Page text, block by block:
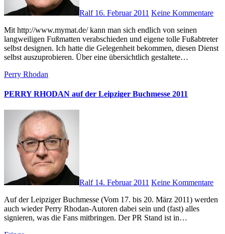
Ralf 16. Februar 2011 Keine Kommentare
Mit http://www.mymat.de/ kann man sich endlich von seinen
langweiligen Fußmatten verabschieden und eigene tolle Fußabtreter
selbst designen. Ich hatte die Gelegenheit bekommen, diesen Dienst
selbst auszuprobieren. Über eine übersichtlich gestaltete…
Perry Rhodan
PERRY RHODAN auf der Leipziger Buchmesse 2011
Ralf 14. Februar 2011 Keine Kommentare
Auf der Leipziger Buchmesse (Vom 17. bis 20. März 2011) werden
auch wieder Perry Rhodan-Autoren dabei sein und (fast) alles
signieren, was die Fans mitbringen. Der PR Stand ist in…